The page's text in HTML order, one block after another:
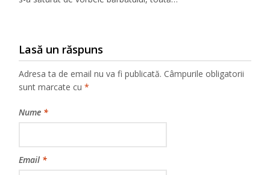
Lasă un răspuns
Adresa ta de email nu va fi publicată. Câmpurile obligatorii
sunt marcate cu*
Nume *
Email *